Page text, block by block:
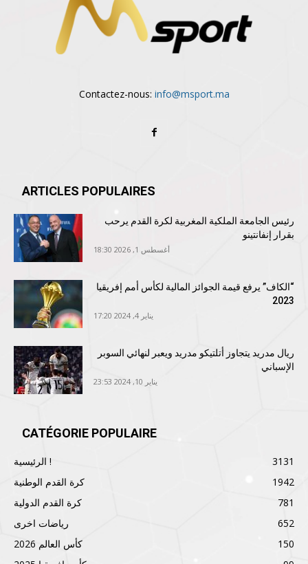
Contactez-nous: info@msport.ma
ARTICLES POPULAIRES
رئيس الجامعة الملكية المغربية لكرة القدم يرحب
بقرار إنفانتينو
أغسطس 1, 2026 18:30
“الكاف” يرفع قيمة الجوائز المالية لكأس أمم إفريقيا
2023
يناير 4, 2024 17:20
ريال مدريد يتجاوز أتلتيكو مدريد ويعبر لنهائي السوبر
الإسباني
يناير 10, 2024 23:53
CATÉGORIE POPULAIRE
الرئيسية !
3131
كرة القدم الوطنية
1942
كرة القدم الدولية
781
رياضات اخرى
652
كأس العالم 2026
150